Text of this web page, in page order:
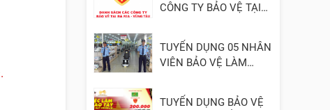
CÔNG TY BẢO VỆ TẠI
TUYỂN DỤNG 05 NHÂN
VIÊN BẢO VỆ LÀM
TUYỂN DỤNG BẢO VỆ